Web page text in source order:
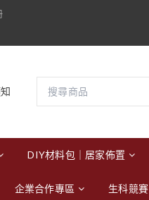
DIY材料包｜居家佈置
企業合作專區 生科競賽